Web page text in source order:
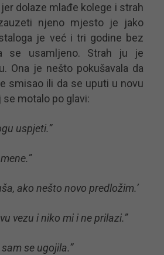
dolaze mlađe kolege i strah
njeno mjesto je jako
je već i tri godine bez
se usamljeno. Strah ju je
Ona je nešto pokušavala da
smisao ili da se uputi u novu
motalo po glavi:
uspjeti.”
ako nešto novo predložim.’
vezu i niko mi i ne prilazi.”
se ugojila.”